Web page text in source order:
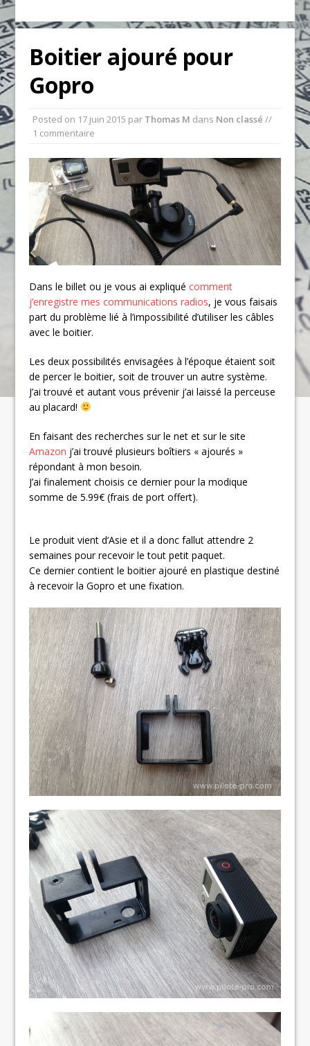
Boitier ajouré pour
Gopro
Posted on 17 juin 2015 par Thomas M dans Non classé //
1 commentaire
Dans le billet ou je vous ai expliquécomment
j’enregistre mes communications radios, je vous faisais
part du problème lié à l’impossibilité d’utiliser les câbles
avec le boitier.
Les deux possibilités envisagées à l’époque étaient soit
de percer le boitier, soit de trouver un autre système.
J’ai trouvé et autant vous prévenir j’ai laissé la perceuse
au placard!
En faisant des recherches sur le net et sur le site
Amazon j’ai trouvé plusieurs boîtiers « ajourés »
répondant à mon besoin.
J’ai finalement choisis ce dernier pour la modique
somme de 5.99€ (frais de port offert).
Le produit vient d’Asie et il a donc fallut attendre 2
semaines pour recevoir le tout petit paquet.
Ce dernier contient le boitier ajouré en plastique destiné
à recevoir la Gopro et une fixation.